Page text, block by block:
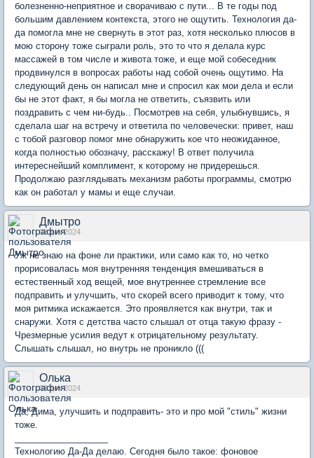
болезненно-неприятное и сворачиваю с пути... В те годы под
большим давлением контекста, этого не ощутить. Технология да-
да помогла мне не свернуть в этот раз, хотя несколько плюсов в
мою сторону тоже сыграли роль, это то что я делала курс
массажей в том числе и живота тоже, и еще мой собеседник
продвинулся в вопросах работы над собой очень ощутимо. На
следующий день он написал мне и спросил как мои дела и если
бы не этот факт, я бы могла не ответить, съязвить или
поздравить с чем ни-будь.. Посмотрев на себя, улыбнувшись, я
сделала шаг на встречу и ответила по человечески: привет, наш
с тобой разговор помог мне обнаружить кое что неожиданное,
когда полностью обозначу, расскажу! В ответ получила
интереснейший комплимент, к которому не придерешься.
Продолжаю разглядывать механизм работы программы, смотрю
как он работал у мамы и еще случаи.
Дмытро
08 дек 2024
Уж не знаю на фоне ли практики, или само как то, но четко
прорисовалась моя внутренняя тенденция вмешиваться в
естественный ход вещей, мое внутреннее стремление все
подправить и улучшить, что скорей всего приводит к тому, что
моя ритмика искажается. Это проявляется как внутри, так и
снаружи. Хотя с детства часто слышал от отца такую фразу -
Чрезмерные усилия ведут к отрицательному результату.
Слышать слышал, но внутрь не проникло (((
Олька
08 дек 2024
Да, Дима, улучшить и подправить- это и про мой "стиль" жизни
тоже.
Технологию Да-Да делаю. Сегодня было такое: фоновое